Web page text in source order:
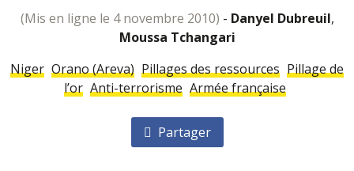
(mis en ligne le 4 novembre 2010) - Danyel Dubreuil,
Moussa Tchangari
Niger Orano (Areva) Pillages des ressources Pillage de
l’or Anti-terrorisme Armée française
Partager